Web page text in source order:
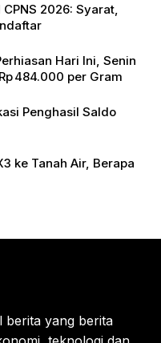
2026: Syarat,
Hari Ini, Senin
484.000 per Gram
Penghasil Saldo
ke Tanah Air, Berapa
berita yang berita